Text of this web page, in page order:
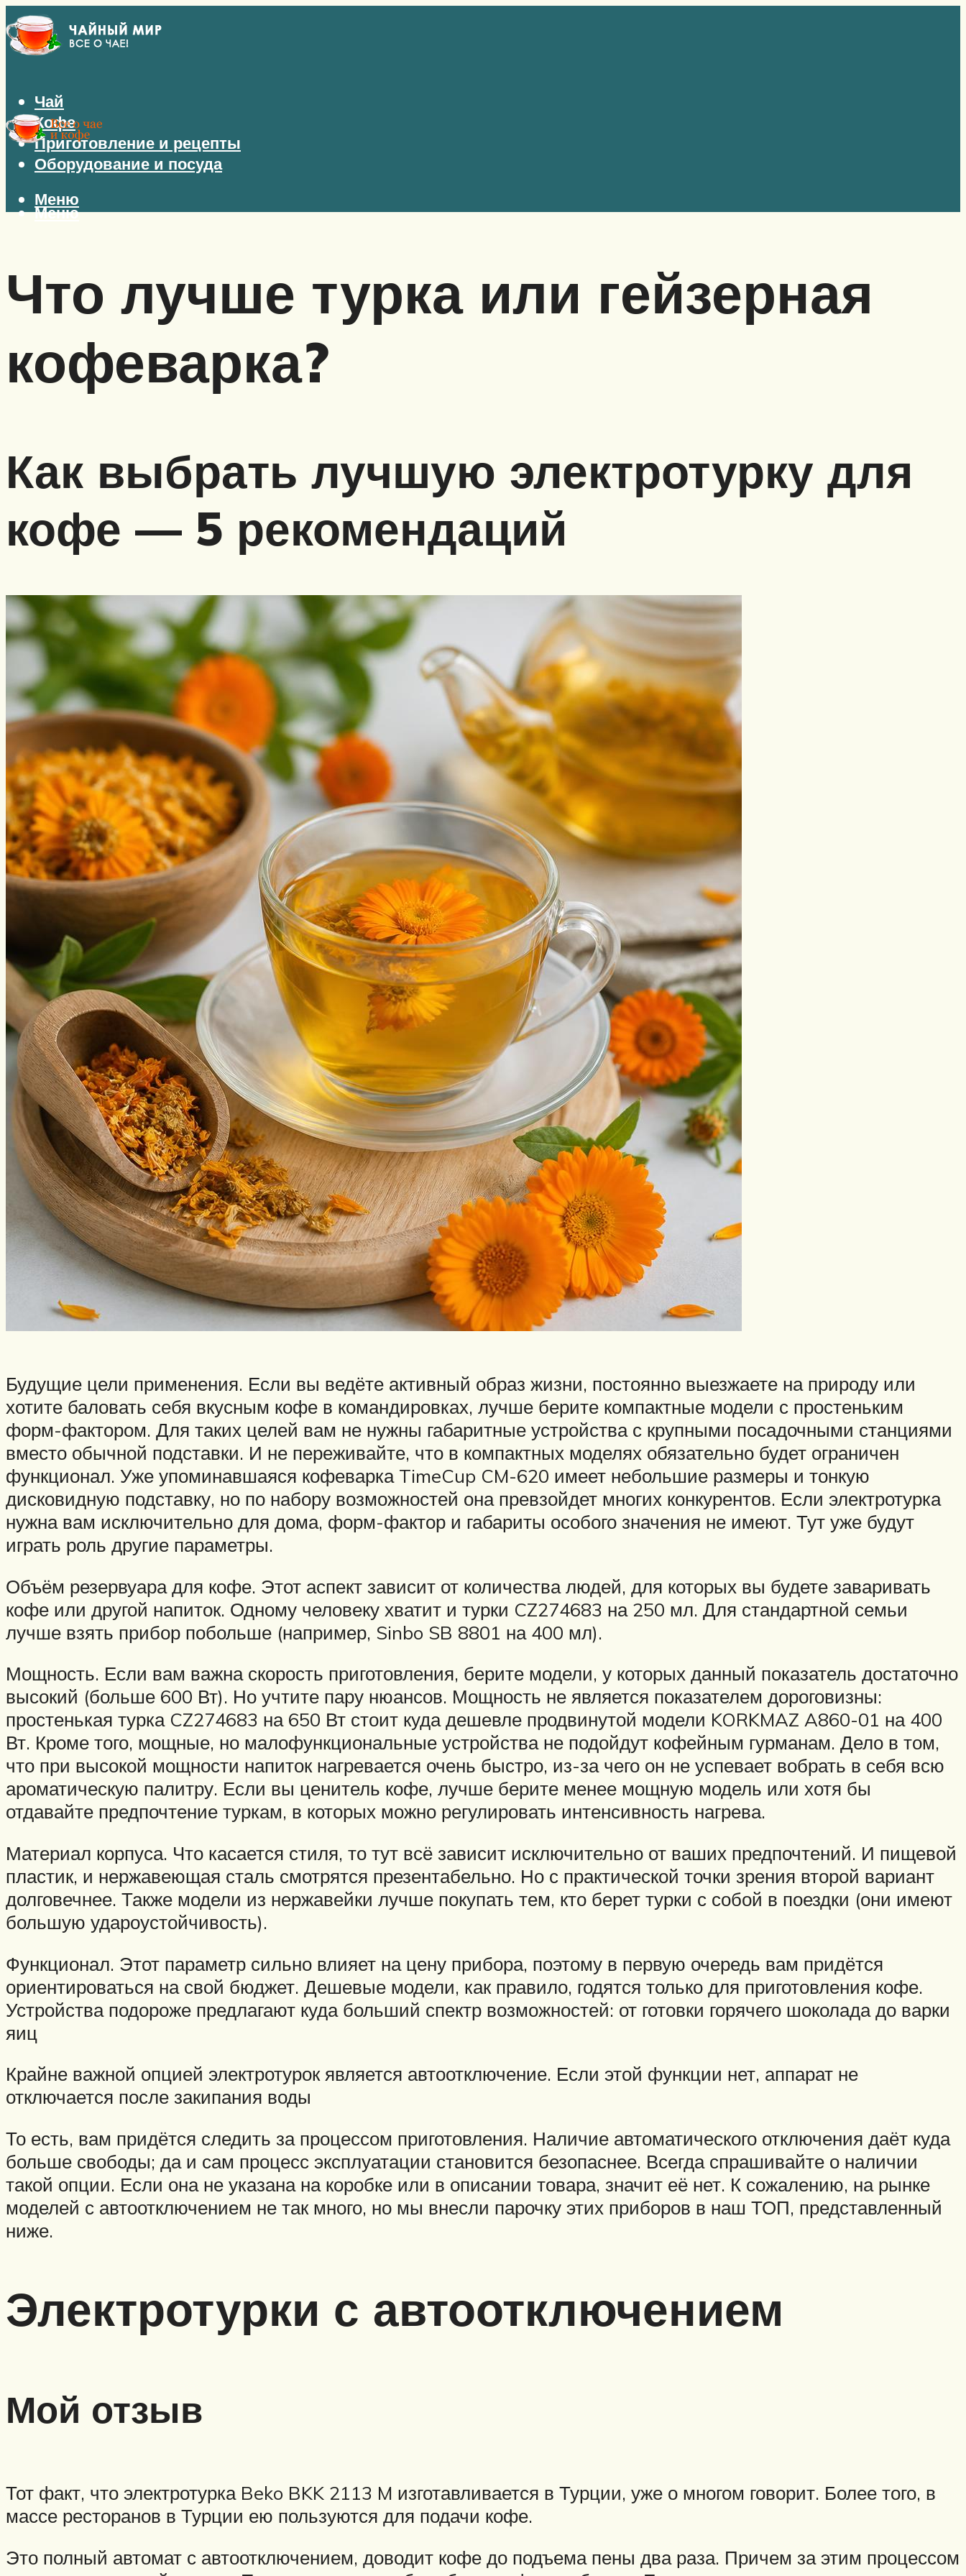
Чай
Кофе
Приготовление и рецепты
Оборудование и посуда
Меню
Меню
Что лучше турка или гейзерная
кофеварка?
Как выбрать лучшую электротурку для
кофе — 5 рекомендаций
Будущие цели применения. Если вы ведёте активный образ жизни, постоянно выезжаете на природу или
хотите баловать себя вкусным кофе в командировках, лучше берите компактные модели с простеньким
форм-фактором. Для таких целей вам не нужны габаритные устройства с крупными посадочными станциями
вместо обычной подставки. И не переживайте, что в компактных моделях обязательно будет ограничен
функционал. Уже упоминавшаяся кофеварка TimeCup CM-620 имеет небольшие размеры и тонкую
дисковидную подставку, но по набору возможностей она превзойдет многих конкурентов. Если электротурка
нужна вам исключительно для дома, форм-фактор и габариты особого значения не имеют. Тут уже будут
играть роль другие параметры.
Объём резервуара для кофе. Этот аспект зависит от количества людей, для которых вы будете заваривать
кофе или другой напиток. Одному человеку хватит и турки CZ274683 на 250 мл. Для стандартной семьи
лучше взять прибор побольше (например, Sinbo SB 8801 на 400 мл).
Мощность. Если вам важна скорость приготовления, берите модели, у которых данный показатель достаточно
высокий (больше 600 Вт). Но учтите пару нюансов. Мощность не является показателем дороговизны:
простенькая турка CZ274683 на 650 Вт стоит куда дешевле продвинутой модели KORKMAZ A860-01 на 400
Вт. Кроме того, мощные, но малофункциональные устройства не подойдут кофейным гурманам. Дело в том,
что при высокой мощности напиток нагревается очень быстро, из-за чего он не успевает вобрать в себя всю
ароматическую палитру. Если вы ценитель кофе, лучше берите менее мощную модель или хотя бы
отдавайте предпочтение туркам, в которых можно регулировать интенсивность нагрева.
Материал корпуса. Что касается стиля, то тут всё зависит исключительно от ваших предпочтений. И пищевой
пластик, и нержавеющая сталь смотрятся презентабельно. Но с практической точки зрения второй вариант
долговечнее. Также модели из нержавейки лучше покупать тем, кто берет турки с собой в поездки (они имеют
большую удароустойчивость).
Функционал. Этот параметр сильно влияет на цену прибора, поэтому в первую очередь вам придётся
ориентироваться на свой бюджет. Дешевые модели, как правило, годятся только для приготовления кофе.
Устройства подороже предлагают куда больший спектр возможностей: от готовки горячего шоколада до варки
яиц
Крайне важной опцией электротурок является автоотключение. Если этой функции нет, аппарат не
отключается после закипания воды
То есть, вам придётся следить за процессом приготовления. Наличие автоматического отключения даёт куда
больше свободы; да и сам процесс эксплуатации становится безопаснее. Всегда спрашивайте о наличии
такой опции. Если она не указана на коробке или в описании товара, значит её нет. К сожалению, на рынке
моделей с автоотключением не так много, но мы внесли парочку этих приборов в наш ТОП, представленный
ниже.
Электротурки с автоотключением
Мой отзыв
Тот факт, что электротурка Beko BKK 2113 M изготавливается в Турции, уже о многом говорит. Более того, в
массе ресторанов в Турции ею пользуются для подачи кофе.
Это полный автомат с автоотключением, доводит кофе до подъема пены два раза. Причем за этим процессом